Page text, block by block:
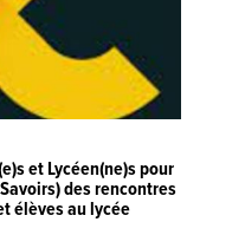
et Lycéen(ne)s pour
des rencontres
élèves au lycée